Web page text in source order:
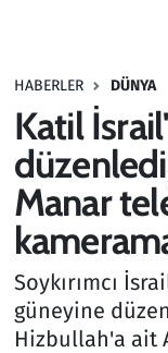
HABERLER DÜNYA
Katil
Manar
Soykırımcı
güneyine
Hizbullah'a ait
Haber
Kültür Sanat
Kurumsal
Lezzet
Memur ve